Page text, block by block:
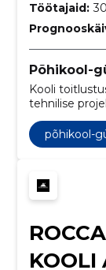
Töötajaid:
Põhikool-
Kooli
tehnilise
põhikool-
KOOLI